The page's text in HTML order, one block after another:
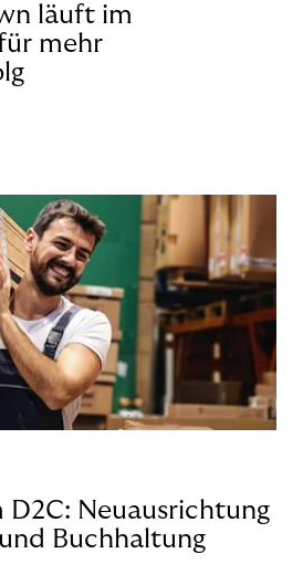
läuft im
mehr
D2C: Neuausrichtung
Buchhaltung